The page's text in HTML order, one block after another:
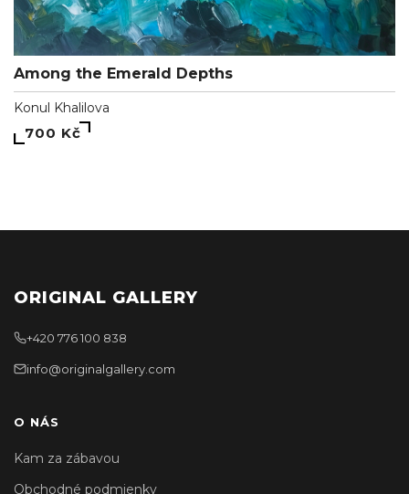
Among the Emerald Depths
Konul Khalilova
700 Kč
ORIGINAL GALLERY
+420 776 100 838
info@originalgallery.com
O NÁS
Kam za zábavou
Obchodné podmienky